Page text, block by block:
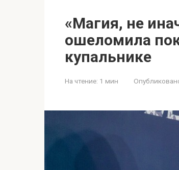
«Магия, не
ошеломила
купальнике
На чтение: 1 мин